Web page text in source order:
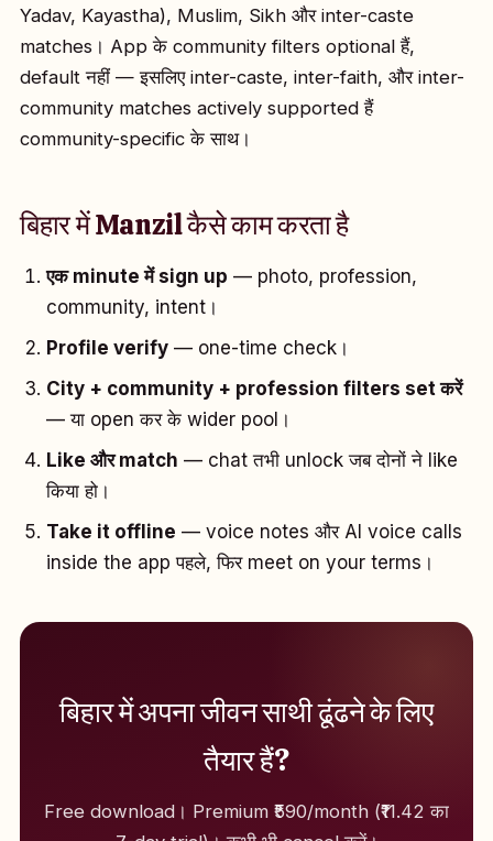
Yadav, Kayastha), Muslim, Sikh और inter-caste
matches। App के community filters optional हैं,
default नहीं — इसलिए inter-caste, inter-faith, और inter-
community matches actively supported हैं
community-specific के साथ।
बिहार में Manzil कैसे काम करता है
एक minute में sign up — photo, profession,
community, intent।
Profile verify — one-time check।
City + community + profession filters set करें
— या open कर के wider pool।
Like और match — chat तभी unlock जब दोनों ने like
किया हो।
Take it offline — voice notes और AI voice calls
inside the app पहले, फिर meet on your terms।
बिहार में अपना जीवन साथी ढूंढने के लिए
तैयार हैं?
Free download। Premium ₹590/month (₹11.42 का